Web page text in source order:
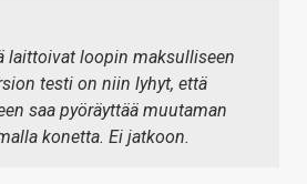
laittoivat loopin maksulliseen
testi on niin lyhyt, että
saa pyöräyttää muutaman
konetta. Ei jatkoon.